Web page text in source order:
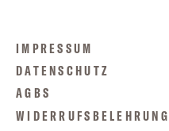
IMPRESSUM
DATENSCHUTZ
AGBS
WIDERRUFSBELEHRUNG